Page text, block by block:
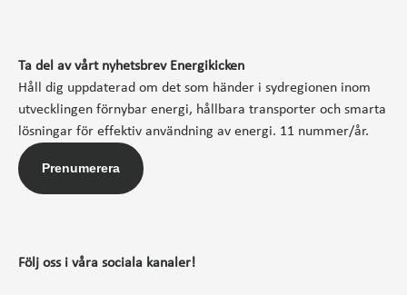
Ta del av vårt nyhetsbrev Energikicken
Håll dig uppdaterad om det som händer i sydregionen inom
utvecklingen förnybar energi, hållbara transporter och smarta
lösningar för effektiv användning av energi. 11 nummer/år.
Prenumerera
Följ oss i våra sociala kanaler!